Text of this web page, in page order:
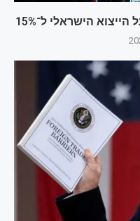
הישראלי ל־15%